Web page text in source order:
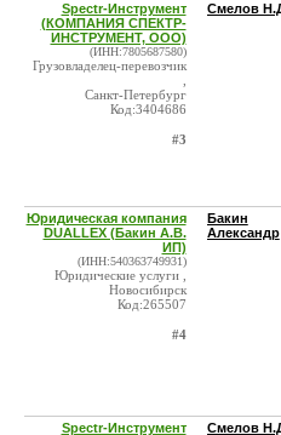
Spectr-Инструмент
(КОМПАНИЯ СПЕКТР-
ИНСТРУМЕНТ, ООО)
(ИНН:7805687580)
Грузовладелец-перевозчик
Санкт-Петербург
Код:3404686
#3
Смелов
Юридическая компания
DUALLEX (Бакин А.В.
ИП)
(ИНН:540363749931)
Юридические услуги ,
Новосибирск
Код:265507
#4
Бакин
Александр
Spectr-Инструмент
Смелов